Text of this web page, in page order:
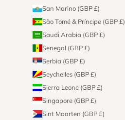
San Marino (GBP £)
São Tomé & Príncipe (GBP £)
Saudi Arabia (GBP £)
Senegal (GBP £)
Serbia (GBP £)
Seychelles (GBP £)
Sierra Leone (GBP £)
Singapore (GBP £)
Sint Maarten (GBP £)